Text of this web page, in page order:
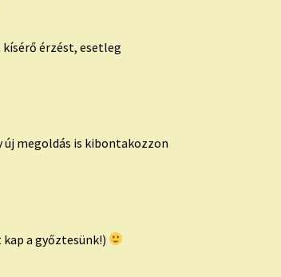
érzést, esetleg
új megoldás is kibontakozzon
a győztesünk!)